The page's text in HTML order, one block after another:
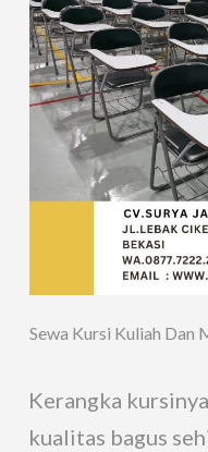
Sewa Kursi Kuliah Dan
Kerangka
kualitas bagus